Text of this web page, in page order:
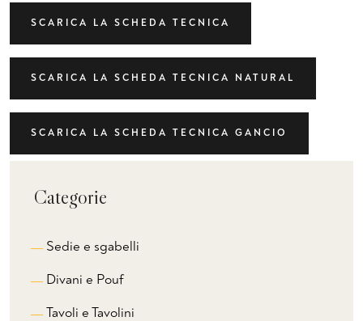
SCARICA LA SCHEDA TECNICA
SCARICA LA SCHEDA TECNICA NATURAL
SCARICA LA SCHEDA TECNICA GANCIO
Categorie
Sedie e sgabelli
Divani e Pouf
Tavoli e Tavolini